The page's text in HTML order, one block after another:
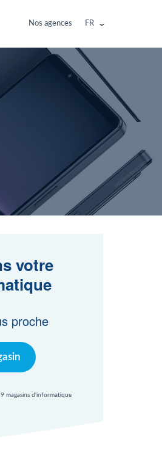
Nos agences FR
votre
proche
magasins d'informatique